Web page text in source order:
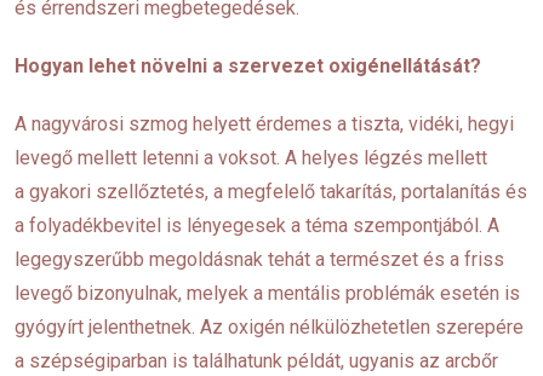
és érrendszeri megbetegedések.
Hogyan lehet növelni a szervezet oxigénellátását?
A nagyvárosi szmog helyett érdemes a tiszta, vidéki, hegyi
levegő mellett letenni a voksot. A helyes légzés mellett
a gyakori szellőztetés, a megfelelő takarítás, portalanítás és
a folyadékbevitel is lényegesek a téma szempontjából. A
legegyszerűbb megoldásnak tehát a természet és a friss
levegő bizonyulnak, melyek a mentális problémák esetén is
gyógyírt jelenthetnek. Az oxigén nélkülözhetetlen szerepére
a szépségiparban is találhatunk példát, ugyanis az arcbőr